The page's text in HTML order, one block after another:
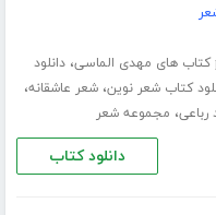
،دانلود
کتاب شعر نوین،شعر عاشقانه،
رباعی، مجموعه شعر
دانلود کتاب